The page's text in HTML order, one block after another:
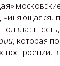
чиняющаяся,
, которая